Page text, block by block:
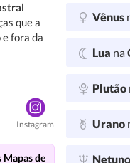
que a
fora da
Instagram
Mapas de
Vênus
Lua na
Plutão
Urano
Netuno